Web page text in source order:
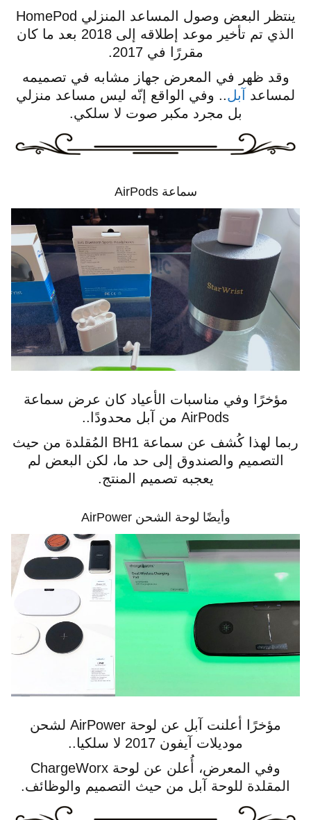
ينتظر البعض وصول المساعد المنزلي HomePod
الذي تم تأخير موعد إطلاقه إلى 2018 بعد ما كان
مقررًا في 2017.
وقد ظهر في المعرض جهاز مشابه في تصميمه
لمساعد
آبل.. وفي الواقع إنّه ليس مساعد منزلي
بل مجرد مكبر صوت لا سلكي.
سماعة AirPods
مؤخرًا وفي مناسبات الأعياد كان عرض سماعة
AirPods من آبل محدودًا..
ربما لهذا كُشف عن سماعة BH1 المُقلدة من حيث
التصميم والصندوق إلى حد ما، لكن البعض لم
يعجبه تصميم المنتج.
وأيضًا لوحة الشحن AirPower
مؤخرًا أعلنت آبل عن لوحة AirPower لشحن
موديلات آيفون 2017 لا سلكيا..
وفي المعرض، أُعلن عن لوحة ChargeWorx
المقلدة للوحة آبل من حيث التصميم والوظائف.